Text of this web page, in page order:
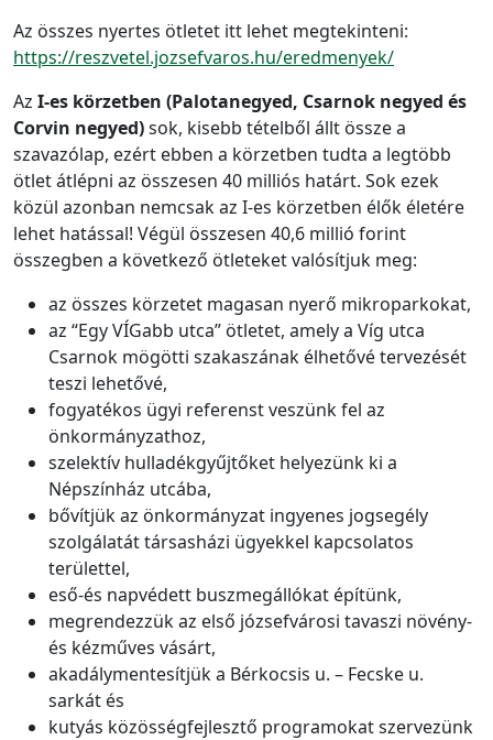
Az összes nyertes ötletet itt lehet megtekinteni:
https://reszvetel.jozsefvaros.hu/eredmenyek/
Az I-es körzetben (Palotanegyed, Csarnok negyed és
Corvin negyed)sok, kisebb tételből állt össze a
szavazólap, ezért ebben a körzetben tudta a legtöbb
ötlet átlépni az összesen 40 milliós határt. Sok ezek
közül azonban nemcsak az I-es körzetben élők életére
lehet hatással! Végül összesen 40,6 millió forint
összegben a következő ötleteket valósítjuk meg:
az összes körzetet magasan nyerő mikroparkokat,
az “Egy VÍGabb utca” ötletet, amely a Víg utca
Csarnok mögötti szakaszának élhetővé tervezését
teszi lehetővé,
fogyatékos ügyi referenst veszünk fel az
önkormányzathoz,
szelektív hulladékgyűjtőket helyezünk ki a
Népszínház utcába,
bővítjük az önkormányzat ingyenes jogsegély
szolgálatát társasházi ügyekkel kapcsolatos
területtel,
eső-és napvédett buszmegállókat építünk,
megrendezzük az első józsefvárosi tavaszi növény-
és kézműves vásárt,
akadálymentesítjük a Bérkocsis u. – Fecske u.
sarkát és
kutyás közösségfejlesztő programokat szervezünk